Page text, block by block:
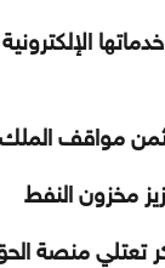
يُثمن مواقف
مخزون النفط
تعتلي منصة